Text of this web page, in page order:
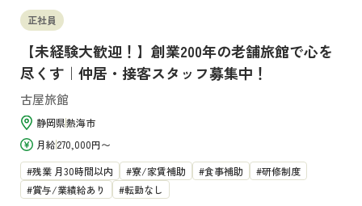
正社員
【未経験大歓迎！】創業200年の老舗旅館で心を
尽くす｜仲居・接客スタッフ募集中！
古屋旅館
静岡県熱海市
月給270,000円〜
残業 月30時間以内
寮/家賃補助 食事補助
研修制度
賞与/業績給あり
転勤なし